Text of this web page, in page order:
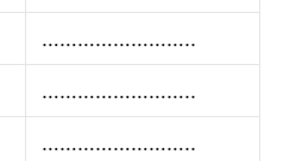
……………………..
……………………..
……………………..